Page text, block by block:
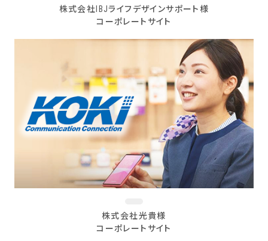
株式会社IBJライフデザインサポート様
コーポレートサイト
株式会社光貴様
コーポレートサイト